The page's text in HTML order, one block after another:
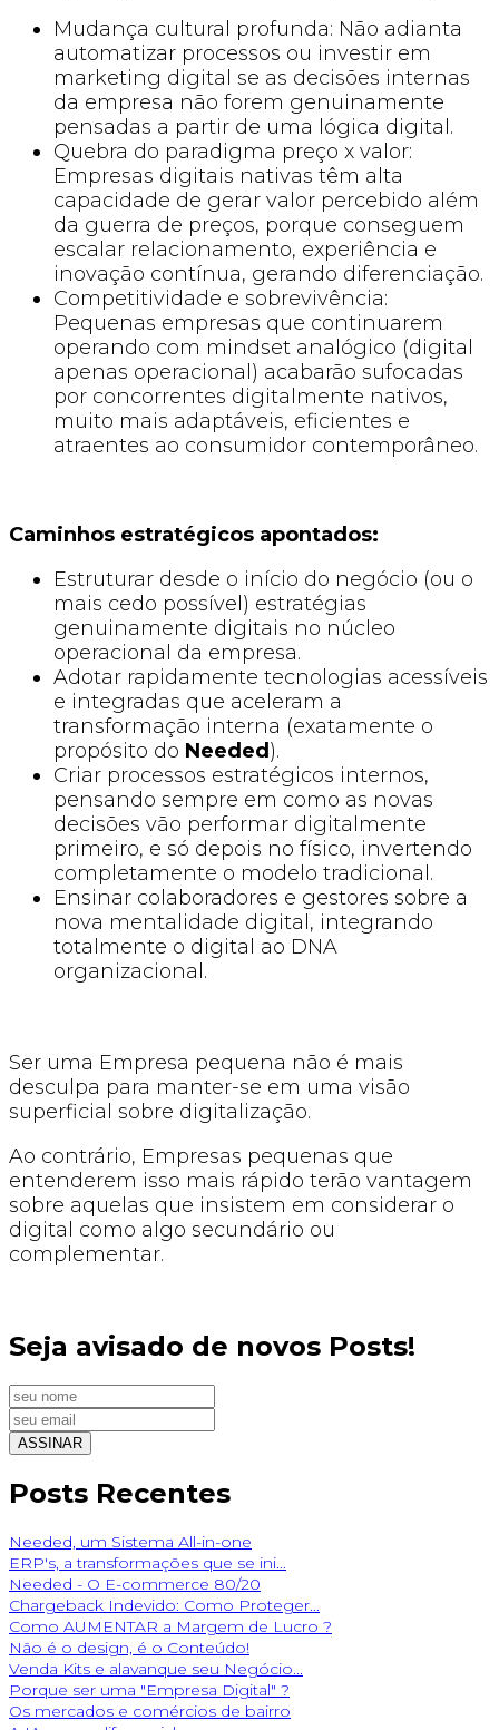
Mudança cultural profunda: Não adianta
automatizar processos ou investir em
marketing digital se as decisões internas
da empresa não forem genuinamente
pensadas a partir de uma lógica digital.
Quebra do paradigma preço x valor:
Empresas digitais nativas têm alta
capacidade de gerar valor percebido além
da guerra de preços, porque conseguem
escalar relacionamento, experiência e
inovação contínua, gerando diferenciação.
Competitividade e sobrevivência:
Pequenas empresas que continuarem
operando com mindset analógico (digital
apenas operacional) acabarão sufocadas
por concorrentes digitalmente nativos,
muito mais adaptáveis, eficientes e
atraentes ao consumidor contemporâneo.
Caminhos estratégicos apontados:
Estruturar desde o início do negócio (ou o
mais cedo possível) estratégias
genuinamente digitais no núcleo
operacional da empresa.
Adotar rapidamente tecnologias acessíveis
e integradas que aceleram a
transformação interna (exatamente o
propósito do Needed ).
Criar processos estratégicos internos,
pensando sempre em como as novas
decisões vão performar digitalmente
primeiro, e só depois no físico, invertendo
completamente o modelo tradicional.
Ensinar colaboradores e gestores sobre a
nova mentalidade digital, integrando
totalmente o digital ao DNA
organizacional.
Ser uma Empresa pequena não é mais
desculpa para manter-se em uma visão
superficial sobre digitalização.
Ao contrário, Empresas pequenas que
entenderem isso mais rápido terão vantagem
sobre aquelas que insistem em considerar o
digital como algo secundário ou
complementar.
Seja avisado de novos Posts!
Posts Recentes
Needed, um Sistema All-in-one
ERP's, a transformações que se ini...
Needed - O E-commerce 80/20
Chargeback Indevido: Como Proteger...
Como AUMENTAR a Margem de Lucro ?
Não é o design, é o Conteúdo!
Venda Kits e alavanque seu Negócio...
Porque ser uma "Empresa Digital" ?
Os mercados e comércios de bairro